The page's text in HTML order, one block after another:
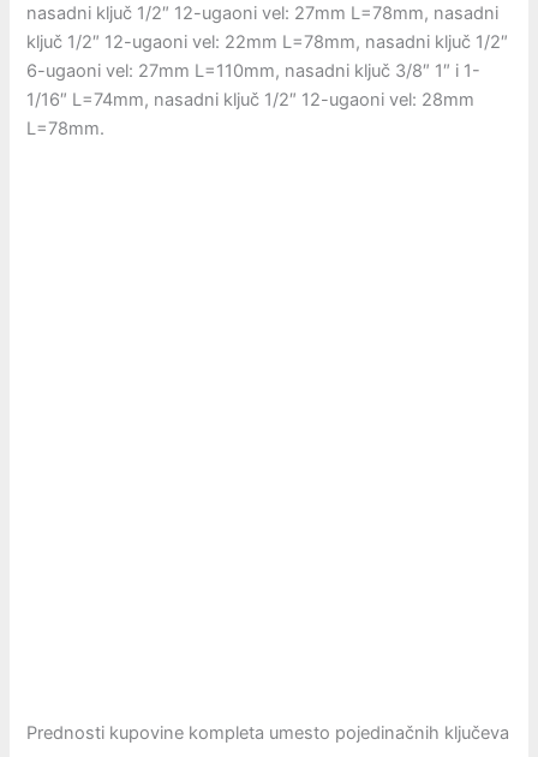
nasadni ključ 1/2″ 12-ugaoni vel: 27mm L=78mm, nasadni
ključ 1/2″ 12-ugaoni vel: 22mm L=78mm, nasadni ključ 1/2″
6-ugaoni vel: 27mm L=110mm, nasadni ključ 3/8″ 1″ i 1-
1/16″ L=74mm, nasadni ključ 1/2″ 12-ugaoni vel: 28mm
L=78mm.
Prednosti kupovine kompleta umesto pojedinačnih ključeva